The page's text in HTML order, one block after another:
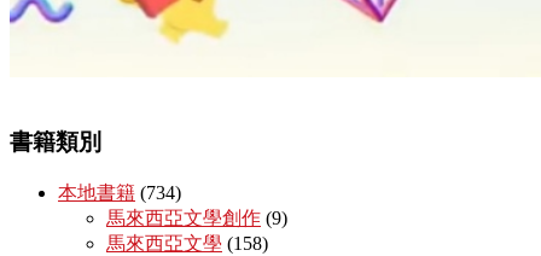
書籍類別
本地書籍 (734)
馬來西亞文學創作 (9)
馬來西亞文學 (158)